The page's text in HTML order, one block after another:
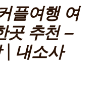
플여행 여
곳 추천 –
| 내소사